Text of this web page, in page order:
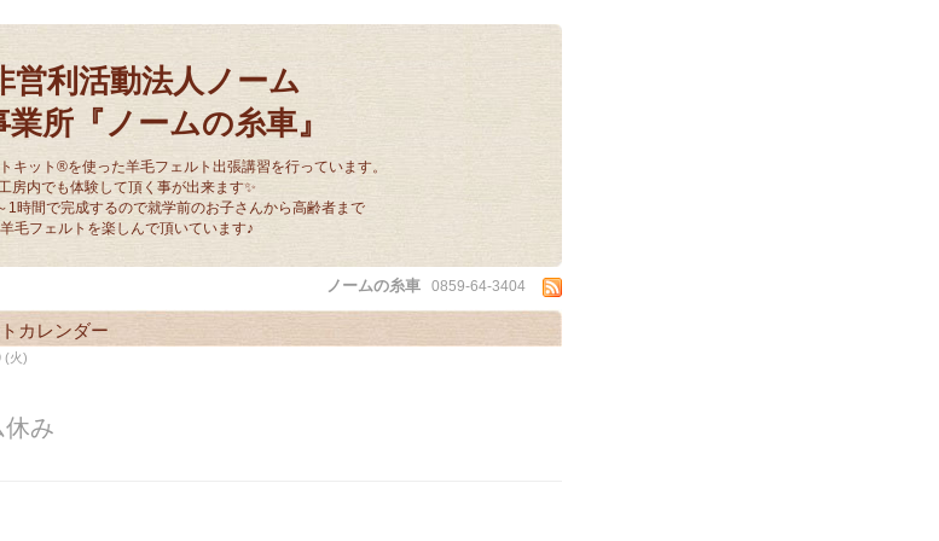
営利活動法人ノーム
所『ノームの糸車』
キット®を使った羊毛フェルト出張講習を行っています。
房内でも体験して頂く事が出来ます✨
1時間で完成するので就学前のお子さんから高齢者まで
羊毛フェルトを楽しんで頂いています♪
ノームの糸車 0859-64-3404
カレンダー
(火)
休み